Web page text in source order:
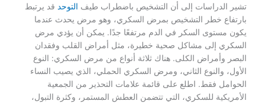
تشير الدراسات إلى أن التشخيص باضطراب طيف التوحد قد يرتبط
بارتفاع خطر التشخيص بمرض السكري، وهو مرض يحدث عندما
يكون مستوى السكر في الدم مرتفعًا جدًا. يمكن أن يؤدي مرض
السكري إلى مشاكل صحية خطيرة، مثل أمراض القلب وفقدان
البصر وأمراض الكلى. هناك ثلاثة أنواع من مرض السكري: النوع
الأول، والنوع الثاني، ومرض السكري الحملي، الذي يصيب النساء
الحوامل فقط. اطلع على قائمة علامات التحذير من الجمعية
الأمريكية للسكري، التي تتضمن العطش المستمر، وكثرة التبول،